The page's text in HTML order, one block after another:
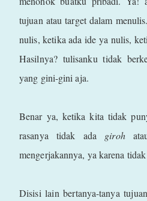
tujuan atau target dalam
nulis, ketika ada ide ya nulis,
Hasilnya? tulisanku tidak
yang gini-gini aja.
Benar ya, ketika kita tidak
rasanya tidak ada giroh
mengerjakannya, ya karena
Disisi lain bertanya-tanya